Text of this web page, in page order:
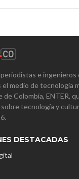
e ingenieros
el medio de tecnología
Colombia, ENTER,
tecnología y
DESTACADAS